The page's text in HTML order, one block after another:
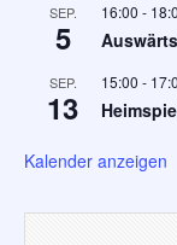
SEP.
5
16:00 -
SEP.
13
15:00 -
Kalender anzeigen